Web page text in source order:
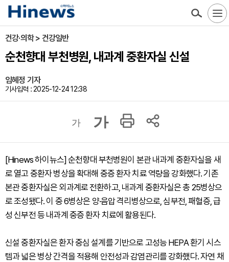
건강·의학 > 건강일반
순천향대 부천병원, 내과계 중환자실 신설
임혜정 기자
기사입력 : 2025-12-24 12:38
가 가
[Hinews 하이뉴스] 순천향대 부천병원이 본관 내과계 중환자실을 새
로 열고 중환자 병상을 확대해 중증 환자 치료 역량을 강화했다. 기존
본관 중환자실은 외과계로 전환하고, 내과계 중환자실은 총 25병상으
로 조성됐다. 이 중 6병상은 양·음압 격리병상으로, 심부전, 패혈증, 급
성 신부전 등 내과계 중증 환자 치료에 활용된다.
신설 중환자실은 환자 중심 설계를 기반으로 고성능 HEPA 환기 시스
템과 넓은 병상 간격을 적용해 안전성과 감염관리를 강화했다. 자연 채